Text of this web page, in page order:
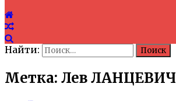
Найти:
Метка: Лев ЛАНЦЕВИЧ